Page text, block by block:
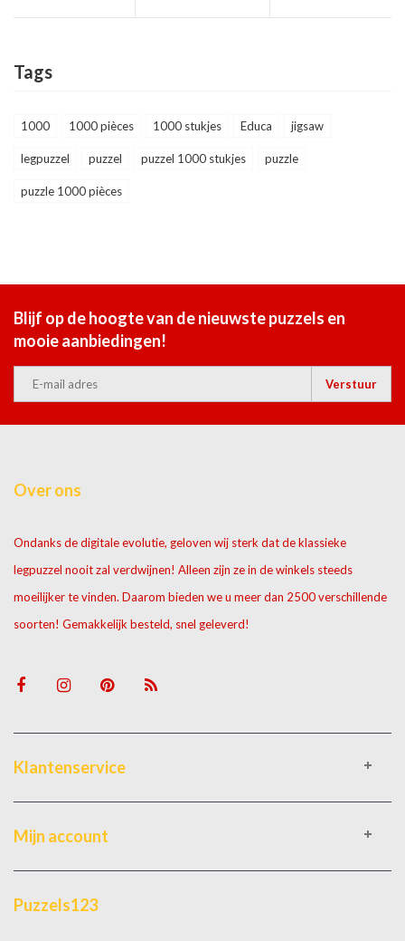
Tags
1000 1000 pièces 1000 stukjes Educa jigsaw
legpuzzel puzzel puzzel 1000 stukjes puzzle
puzzle 1000 pièces
Blijf op de hoogte van de nieuwste puzzels en
mooie aanbiedingen!
Verstuur
Over ons
Ondanks de digitale evolutie, geloven wij sterk dat de klassieke
legpuzzel nooit zal verdwijnen! Alleen zijn ze in de winkels steeds
moeilijker te vinden. Daarom bieden we u meer dan 2500 verschillende
soorten! Gemakkelijk besteld, snel geleverd!
Klantenservice
Mijn account
Puzzels123